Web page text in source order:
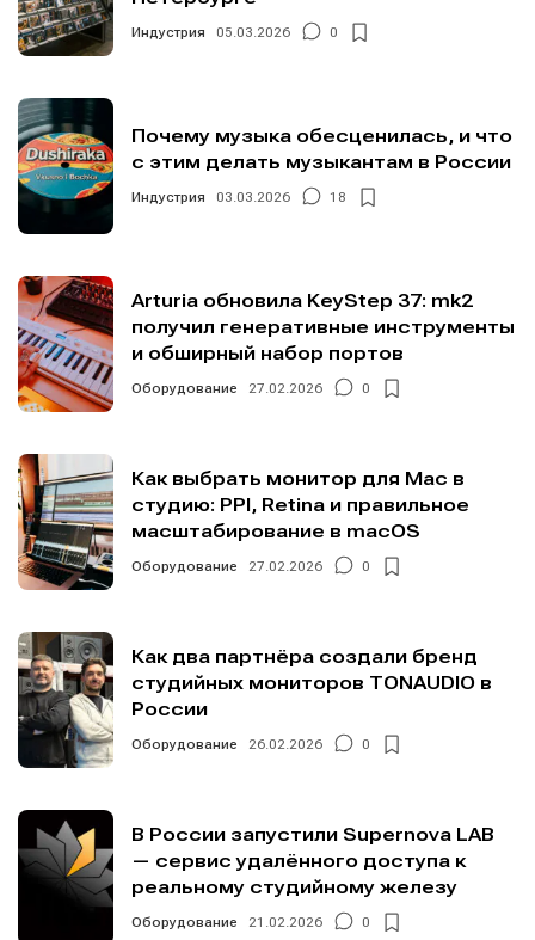
Индустрия 05.03.2026 0
Почему музыка обесценилась, и что
с этим делать музыкантам в России
Индустрия 03.03.2026 18
Arturia обновила KeyStep 37: mk2
получил генеративные инструменты
и обширный набор портов
Оборудование 27.02.2026 0
Как выбрать монитор для Mac в
студию: PPI, Retina и правильное
масштабирование в macOS
Оборудование 27.02.2026 0
Как два партнёра создали бренд
студийных мониторов TONAUDIO в
России
Оборудование 26.02.2026 0
В России запустили Supernova LAB
— сервис удалённого доступа к
реальному студийному железу
Оборудование 21.02.2026 0